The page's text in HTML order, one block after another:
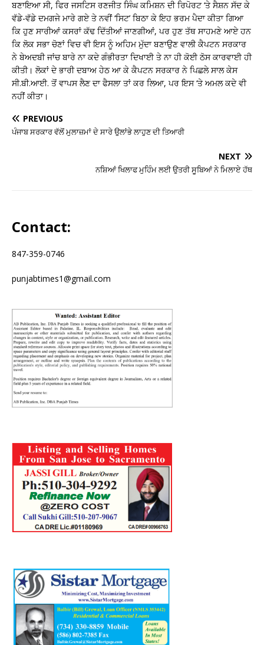
ਬਣਾਇਆ ਸੀ, ਫਿਰ ਜਸਟਿਸ ਰਣਜੀਤ ਸਿੰਘ ਕਮਿਸ਼ਨ ਦੀ ਰਿਪੋਰਟ ‘ਤੇ ਸੈਸ਼ਨ ਸੱਦ ਕੇ
ਵੱਡੇ-ਵੱਡੇ ਦਮਗਜੇ ਮਾਰੇ ਗਏ ਤੇ ਨਵੀਂ ‘ਸਿਟ’ ਬਿਠਾ ਕੇ ਇਹ ਭਰਮ ਪੈਦਾ ਕੀਤਾ ਗਿਆ
ਕਿ ਹੁਣ ਸਾਰੀਆਂ ਕਸਰਾਂ ਕੱਢ ਦਿੱਤੀਆਂ ਜਾਣਗੀਆਂ, ਪਰ ਹੁਣ ਤੱਥ ਸਾਹਮਣੇ ਆਏ ਹਨ
ਕਿ ਲੋਕ ਸਭਾ ਚੋਣਾਂ ਵਿਚ ਵੀ ਇਸ ਨੂੰ ਅਹਿਮ ਮੁੱਦਾ ਬਣਾਉਣ ਵਾਲੀ ਕੈਪਟਨ ਸਰਕਾਰ
ਨੇ ਬੇਅਦਬੀ ਜਾਂਚ ਬਾਰੇ ਨਾ ਕਦੇ ਗੰਭੀਰਤਾ ਦਿਖਾਈ ਤੇ ਨਾ ਹੀ ਕੋਈ ਠੋਸ ਕਾਰਵਾਈ ਹੀ
ਕੀਤੀ। ਲੋਕਾਂ ਦੇ ਭਾਰੀ ਦਬਾਅ ਹੇਠ ਆ ਕੇ ਕੈਪਟਨ ਸਰਕਾਰ ਨੇ ਪਿਛਲੇ ਸਾਲ ਕੇਸ
ਸੀ.ਬੀ.ਆਈ. ਤੋਂ ਵਾਪਸ ਲੈਣ ਦਾ ਫੈਸਲਾ ਤਾਂ ਕਰ ਲਿਆ, ਪਰ ਇਸ ‘ਤੇ ਅਮਲ ਕਦੇ ਵੀ
ਨਹੀਂ ਕੀਤਾ।
PREVIOUS
ਪੰਜਾਬ ਸਰਕਾਰ ਵੱਲੋਂ ਮੁਲਾਜ਼ਮਾਂ ਦੇ ਸਾਰੇ ਉਲਾਂਭੇ ਲਾਹੁਣ ਦੀ ਤਿਆਰੀ
NEXT
ਨਸ਼ਿਆਂ ਖਿਲਾਫ ਮੁਹਿੰਮ ਲਈ ਉਤਰੀ ਸੂਬਿਆਂ ਨੇ ਮਿਲਾਏ ਹੱਥ
Contact:
847-359-0746
punjabtimes1@gmail.com